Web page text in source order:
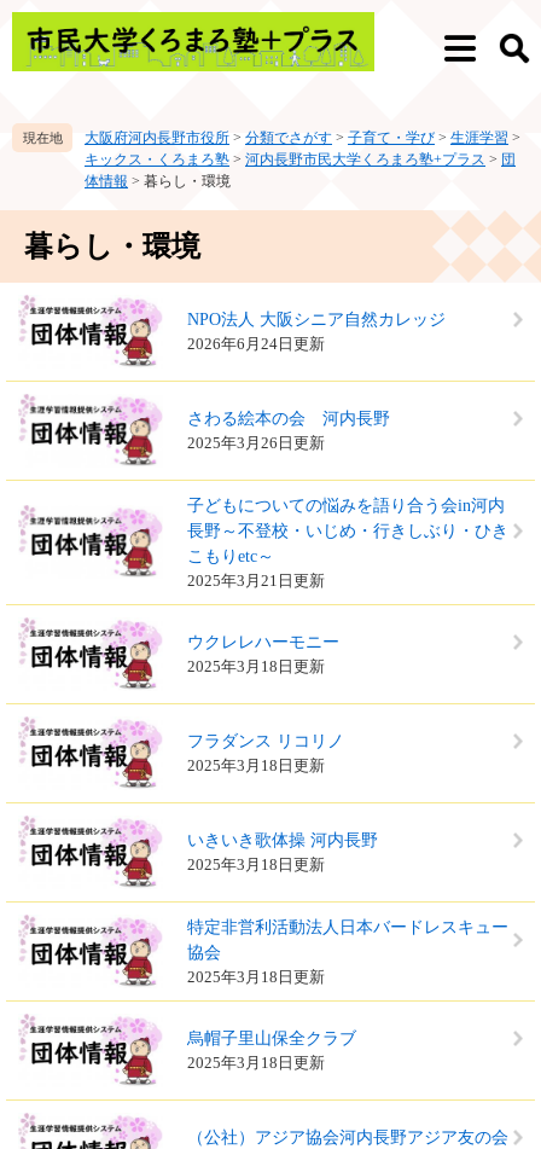
ペ
メ
て
メ
検
大阪府河内長野市役所 > 分類でさがす > 子育て・学び > 生涯学習 >
キックス・くろまろ塾 > 河内長野市民大学くろまろ塾+プラス > 団
体情報 > 暮らし・環境
暮らし・環境
NPO法人 大阪シニア自然カレッジ
2026年6月24日更新
さわる絵本の会 河内長野
2025年3月26日更新
子どもについての悩みを語り合う会in河内
長野～不登校・いじめ・行きしぶり・ひき
こもりetc～
2025年3月21日更新
ウクレレハーモニー
2025年3月18日更新
フラダンス リコリノ
2025年3月18日更新
いきいき歌体操 河内長野
2025年3月18日更新
特定非営利活動法人日本バードレスキュー
協会
2025年3月18日更新
烏帽子里山保全クラブ
2025年3月18日更新
（公社）アジア協会河内長野アジア友の会